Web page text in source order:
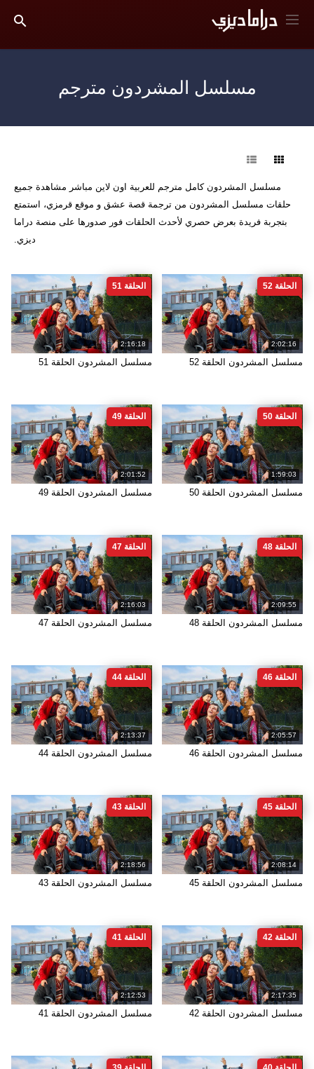
مسلسل المشردون مترجم
مسلسل المشردون كامل مترجم للعربية اون لاين مباشر مشاهدة جميع
حلقات مسلسل المشردون من ترجمة قصة عشق و موقع قرمزي، استمتع
بتجربة فريدة بعرض حصري لأحدث الحلقات فور صدورها على منصة دراما
ديزي.
2:02:16
الحلقة 52
مسلسل المشردون الحلقة 52
2:16:18
الحلقة 51
مسلسل المشردون الحلقة 51
1:59:03
الحلقة 50
مسلسل المشردون الحلقة 50
2:01:52
الحلقة 49
مسلسل المشردون الحلقة 49
2:09:55
الحلقة 48
مسلسل المشردون الحلقة 48
2:16:03
الحلقة 47
مسلسل المشردون الحلقة 47
2:05:57
الحلقة 46
مسلسل المشردون الحلقة 46
2:13:37
الحلقة 44
مسلسل المشردون الحلقة 44
2:08:14
الحلقة 45
مسلسل المشردون الحلقة 45
2:18:56
الحلقة 43
مسلسل المشردون الحلقة 43
2:17:35
الحلقة 42
مسلسل المشردون الحلقة 42
2:12:53
الحلقة 41
مسلسل المشردون الحلقة 41